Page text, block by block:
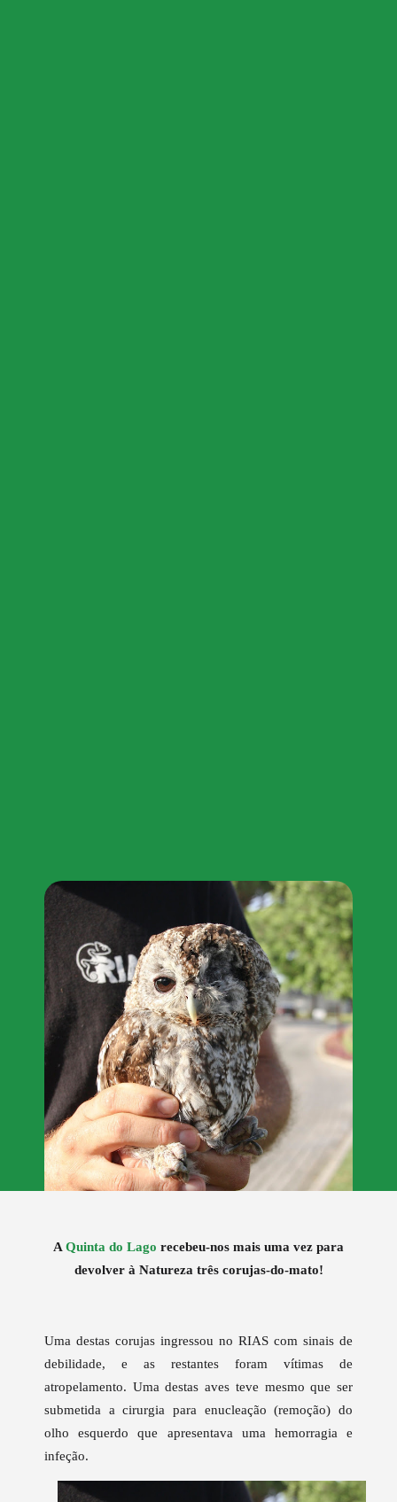
A Quinta do Lago recebeu-nos mais uma vez para
devolver à Natureza três corujas-do-mato!
Uma destas corujas ingressou no RIAS com sinais de
debilidade, e as restantes foram vítimas de
atropelamento. Uma destas aves teve mesmo que ser
submetida a cirurgia para enucleação(remoção) do
olho esquerdo que apresentava uma hemorragia e
infeção.